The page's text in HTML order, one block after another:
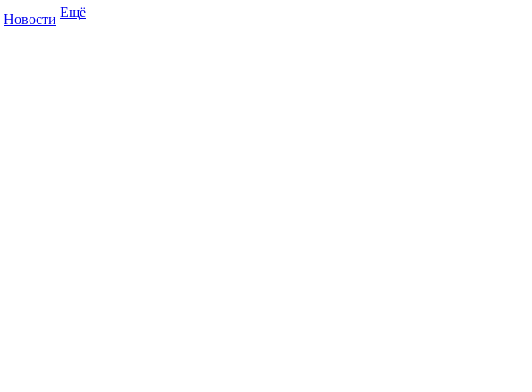
Новости Ещё